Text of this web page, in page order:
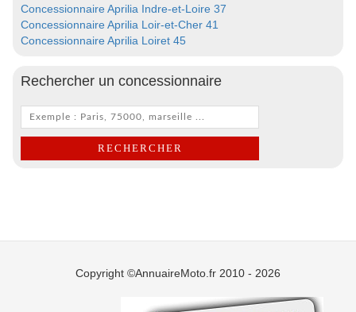
Concessionnaire Aprilia Indre-et-Loire 37
Concessionnaire Aprilia Loir-et-Cher 41
Concessionnaire Aprilia Loiret 45
Rechercher un concessionnaire
Copyright ©AnnuaireMoto.fr 2010 - 2026